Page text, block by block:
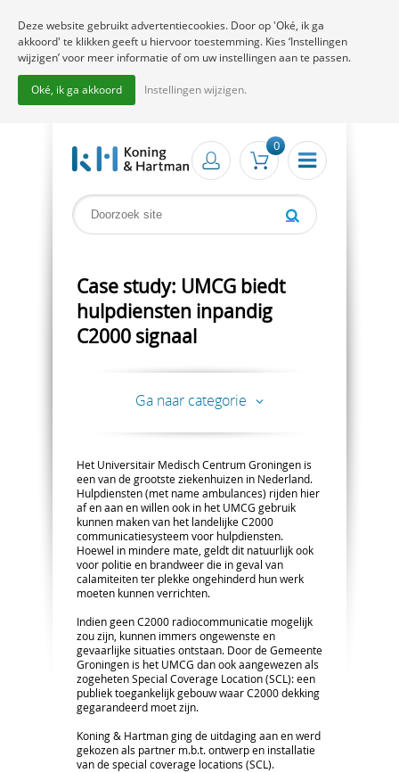
0
Case study: UMCG biedt
hulpdiensten inpandig
C2000 signaal
Ga naar categorie
Het Universitair Medisch Centrum Groningen is
een van de grootste ziekenhuizen in Nederland.
Hulpdiensten (met name ambulances) rijden hier
af en aan en willen ook in het UMCG gebruik
kunnen maken van het landelijke C2000
communicatiesysteem voor hulpdiensten.
Hoewel in mindere mate, geldt dit natuurlijk ook
voor politie en brandweer die in geval van
calamiteiten ter plekke ongehinderd hun werk
moeten kunnen verrichten.
Indien geen C2000 radiocommunicatie mogelijk
zou zijn, kunnen immers ongewenste en
gevaarlijke situaties ontstaan. Door de Gemeente
Groningen is het UMCG dan ook aangewezen als
zogeheten Special Coverage Location (SCL): een
publiek toegankelijk gebouw waar C2000 dekking
gegarandeerd moet zijn.
Koning & Hartman ging de uitdaging aan en werd
gekozen als partner m.b.t. ontwerp en installatie
van de special coverage locations (SCL).
Deze website gebruikt advertentiecookies. Door op 'Oké, ik ga
akkoord' te klikken geeft u hiervoor toestemming. Kies ‘Instellingen
wijzigen’ voor meer informatie of om uw instellingen aan te passen.
Oké, ik ga akkoord Instellingen wijzigen.